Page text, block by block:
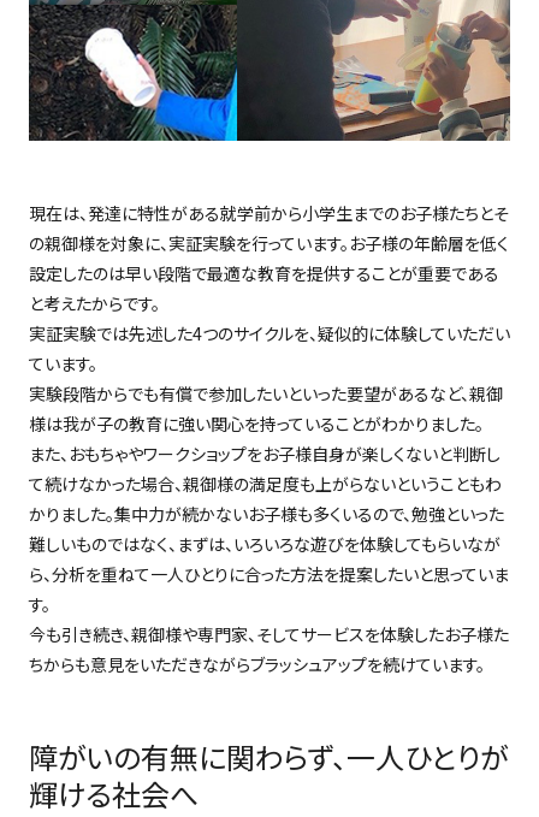
現在は、発達に特性がある就学前から小学生までのお子様たちとそ
の親御様を対象に、実証実験を行っています。お子様の年齢層を低く
設定したのは早い段階で最適な教育を提供することが重要である
と考えたからです。
実証実験では先述した4つのサイクルを、疑似的に体験していただい
ています。
実験段階からでも有償で参加したいといった要望があるなど、親御
様は我が子の教育に強い関心を持っていることがわかりました。
また、おもちゃやワークショップをお子様自身が楽しくないと判断し
て続けなかった場合、親御様の満足度も上がらないということもわ
かりました。集中力が続かないお子様も多くいるので、勉強といった
難しいものではなく、まずは、いろいろな遊びを体験してもらいなが
ら、分析を重ねて一人ひとりに合った方法を提案したいと思っていま
す。
今も引き続き、親御様や専門家、そしてサービスを体験したお子様た
ちからも意見をいただきながらブラッシュアップを続けています。
障がいの有無に関わらず、一人ひとりが
輝ける社会へ